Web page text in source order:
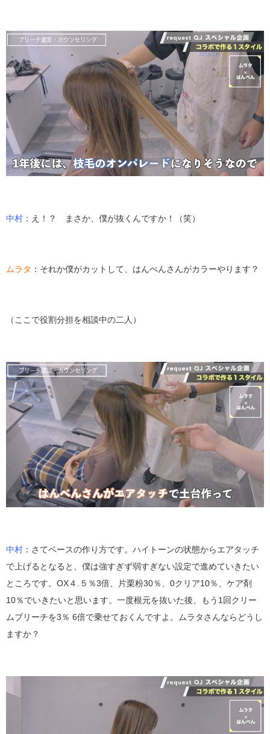
中村 ：え！？ まさか、僕が抜くんですか！（笑）
ムラタ ：それか僕がカットして、はんぺんさんがカラーやります？
（ここで役割分担を相談中の二人）
中村 ：さてベースの作り方です。ハイトーンの状態からエアタッチ
で上げるとなると、僕は強すぎず弱すぎない設定で進めていきたい
ところです。OX４.５％3倍、片栗粉30％、0クリア10％、ケア剤
10％でいきたいと思います。一度根元を抜いた後、もう1回クリー
ムブリーチを3％ 6倍で乗せておくんですよ。ムラタさんならどうし
ますか？